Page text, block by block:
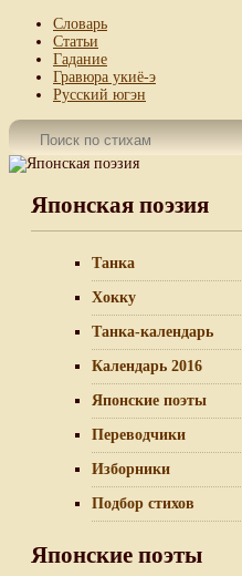
Словарь
Статьи
Гадание
Гравюра укиё-э
Русский югэн
Японская поэзия
Танка
Хокку
Танка-календарь
Календарь 2016
Японские поэты
Переводчики
Изборники
Подбор стихов
Японские поэты